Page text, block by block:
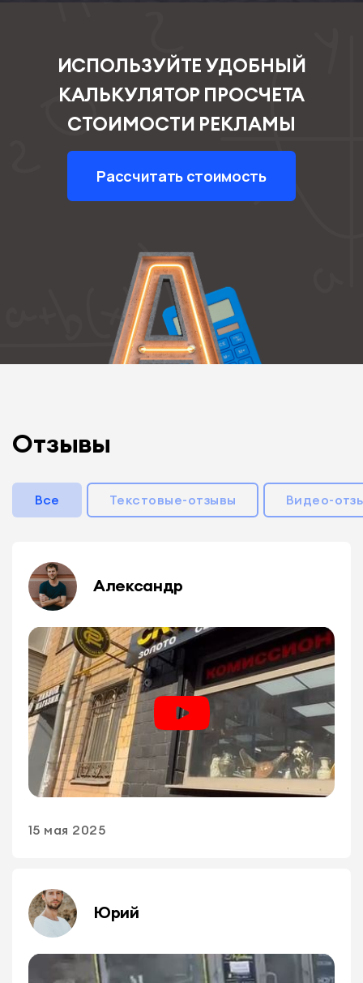
ИСПОЛЬЗУЙТЕ УДОБНЫЙ
КАЛЬКУЛЯТОР ПРОСЧЕТА
СТОИМОСТИ РЕКЛАМЫ
Рассчитать стоимость
Отзывы
Все Текстовые-отзывы Видео-
Александр
15 мая 2025
Юрий